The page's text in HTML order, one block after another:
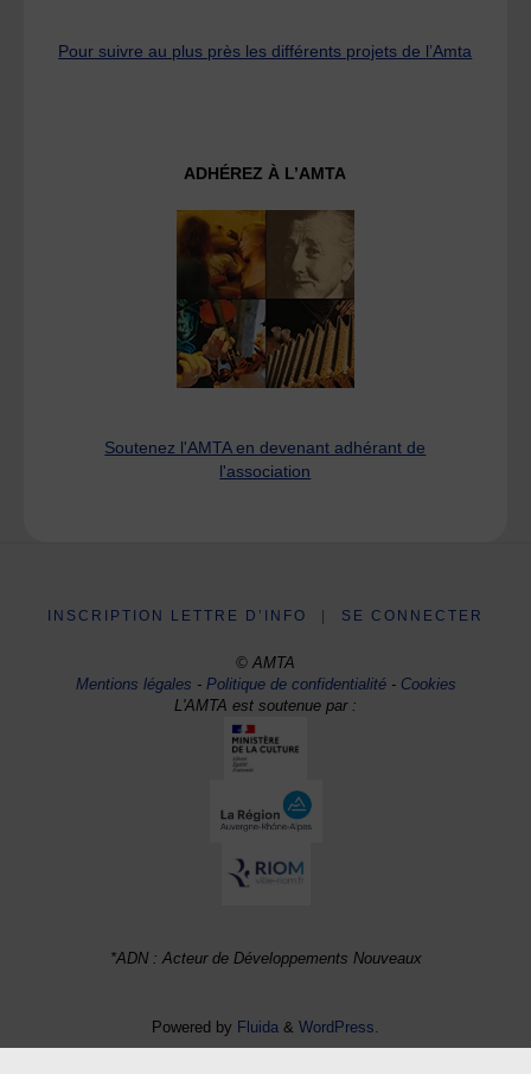
Pour suivre au plus près les différents projets de l’Amta
ADHÉREZ À L’AMTA
Soutenez l'AMTA en devenant adhérant de
l'association
INSCRIPTION LETTRE D’INFO SE CONNECTER
© AMTA
Mentions légales -Politique de confidentialité- Cookies
L'AMTA est soutenue par :
*ADN : Acteur de Développements Nouveaux
Powered by Fluida & WordPress.